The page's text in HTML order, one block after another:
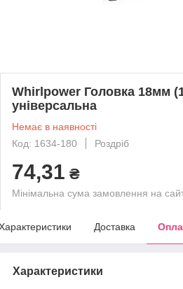
Whirlpower Головка 18мм
універсальна
Немає в наявності
Код: 1634-180
Роздріб
74,31 ₴
Мінімальна сума замовлення на
Доставка
Характеристики